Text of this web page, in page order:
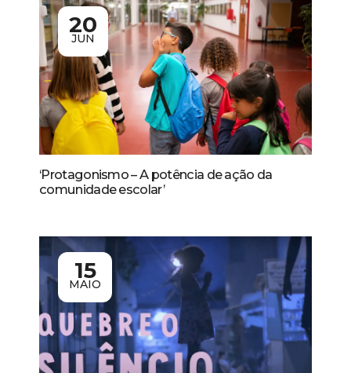
20
JUN
‘Protagonismo – A potência de ação da
comunidade escolar’
15
MAIO